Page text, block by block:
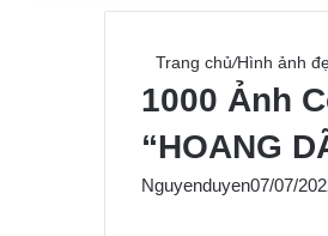
Trang chủ/Hình ảnh
1000 Ảnh
“HOANG
Nguyenduyen07/07/